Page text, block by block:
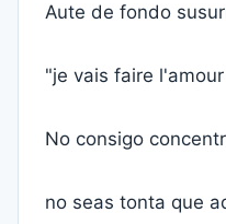
Aute de fondo
"je vais faire
No consigo
no seas tonta que